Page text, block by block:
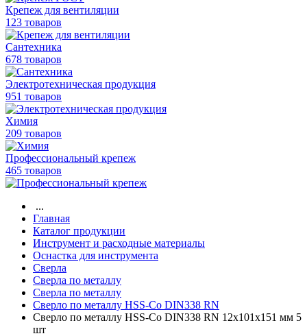
Крепеж для вентиляции
123 товаров
Сантехника
678 товаров
Электротехническая продукция
951 товаров
Химия
209 товаров
Профессиональный крепеж
465 товаров
...
Главная
Каталог продукции
Инструмент и расходные материалы
Оснастка для инструмента
Сверла
Сверла по металлу
Сверла по металлу
Сверло по металлу HSS-Co DIN338 RN
Сверло по металлу HSS-Co DIN338 RN 12х101х151 мм 5
шт